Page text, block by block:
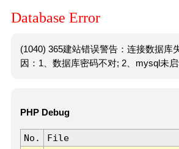
Database Error
(1040) 365建站错误警告：连接数据库
因：1、数据库密码不对; 2、mysql未启
PHP Debug
No. File